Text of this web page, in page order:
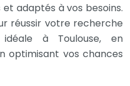
adaptés à vos besoins.
réussir votre recherche
à Toulouse, en
optimisant vos chances